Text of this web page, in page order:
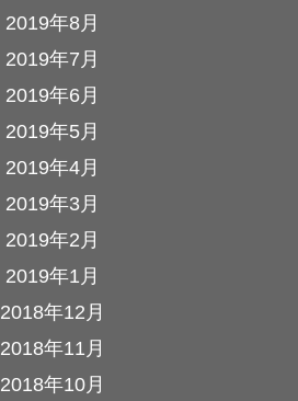
2019年8月
2019年7月
2019年6月
2019年5月
2019年4月
2019年3月
2019年2月
2019年1月
2018年12月
2018年11月
2018年10月